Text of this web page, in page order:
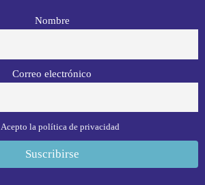
Nombre
Correo electrónico
Acepto la política de privacidad